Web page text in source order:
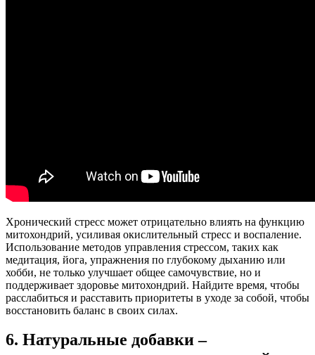
Хронический стресс может отрицательно влиять на функцию
митохондрий, усиливая окислительный стресс и воспаление.
Использование методов управления стрессом, таких как
медитация, йога, упражнения по глубокому дыханию или
хобби, не только улучшает общее самочувствие, но и
поддерживает здоровье митохондрий. Найдите время, чтобы
расслабиться и расставить приоритеты в уходе за собой, чтобы
восстановить баланс в своих силах.
6. Натуральные добавки –